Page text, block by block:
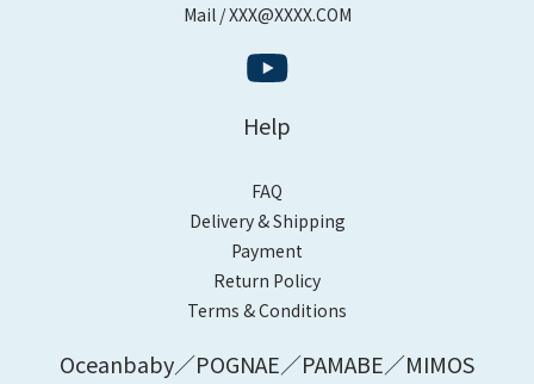
Mail / XXX@XXXX.COM
Help
FAQ
Delivery & Shipping
Payment
Return Policy
Terms & Conditions
Oceanbaby／POGNAE／PAMABE／MIMOS